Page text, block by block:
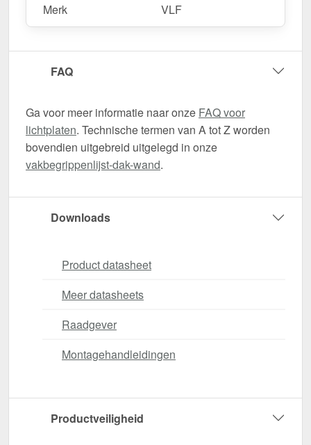
Merk VLF
FAQ
Ga voor meer informatie naar onze FAQ voor
lichtplaten. Technische termen van A tot Z worden
bovendien uitgebreid uitgelegd in onze
vakbegrippenlijst-dak-wand.
Downloads
Product datasheet
Meer datasheets
Raadgever
Montagehandleidingen
Productveiligheid